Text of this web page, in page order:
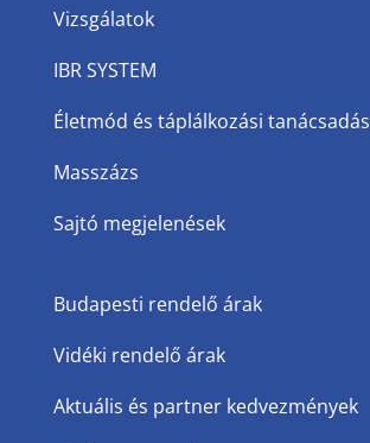
Vizsgálatok
IBR SYSTEM
Életmód és táplálkozási tanácsadás
Masszázs
Sajtó megjelenések
Budapesti rendelő árak
Vidéki rendelő árak
Aktuális és partner kedvezmények